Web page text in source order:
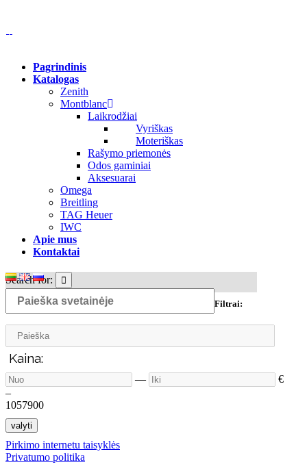
Pagrindinis
Katalogas
Zenith
Montblanc
Laikrodžiai
Vyriškas
Moteriškas
Rašymo priemonės
Odos gaminiai
Aksesuarai
Omega
Breitling
TAG Heuer
IWC
Apie mus
Kontaktai
Search for:
Filtrai:
Kaina:
—
€
–
1057900
valyti
Pirkimo internetu taisyklės
Privatumo politika